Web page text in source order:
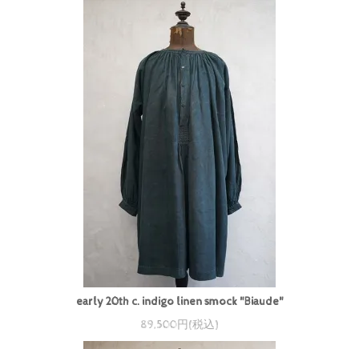
early 20th c. indigo linen smock "Biaude"
89,500円(税込)